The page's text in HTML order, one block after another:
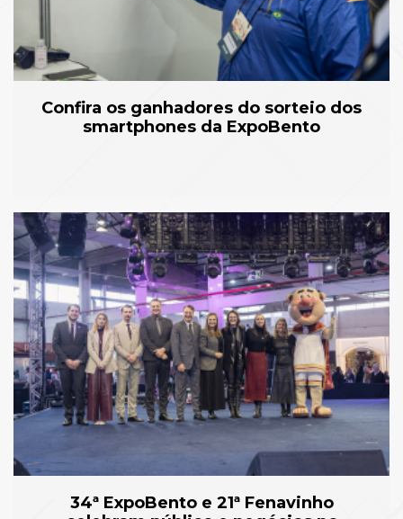
Confira os ganhadores do sorteio dos
smartphones da ExpoBento
34ª ExpoBento e 21ª Fenavinho